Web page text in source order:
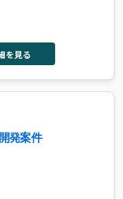
を見る
発案件